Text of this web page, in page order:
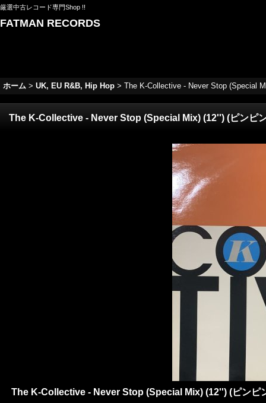
厳選中古レコード専門Shop !!
FATMAN RECORDS
ホーム > UK, EU R&B, Hip Hop > The K-Collective - Never Stop (Special
The K-Collective - Never Stop (Special Mix) (12'') (ピンピ
The K-Collective - Never Stop (Special Mix) (12'') (ピンピ